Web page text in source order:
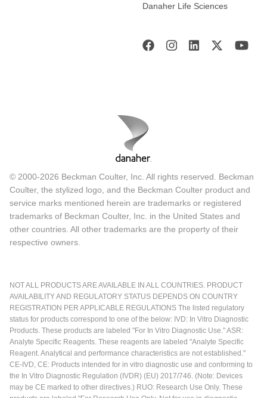
Danaher Life Sciences
© 2000-2026 Beckman Coulter, Inc. All rights reserved. Beckman
Coulter, the stylized logo, and the Beckman Coulter product and
service marks mentioned herein are trademarks or registered
trademarks of Beckman Coulter, Inc. in the United States and
other countries. All other trademarks are the property of their
respective owners.
NOT ALL PRODUCTS ARE AVAILABLE IN ALL COUNTRIES. PRODUCT
AVAILABILITY AND REGULATORY STATUS DEPENDS ON COUNTRY
REGISTRATION PER APPLICABLE REGULATIONS The listed regulatory
status for products correspond to one of the below: IVD: In Vitro Diagnostic
Products. These products are labeled "For In Vitro Diagnostic Use." ASR:
Analyte Specific Reagents. These reagents are labeled "Analyte Specific
Reagent. Analytical and performance characteristics are not established."
CE-IVD, CE: Products intended for in vitro diagnostic use and conforming to
the In Vitro Diagnostic Regulation (IVDR) (EU) 2017/746. (Note: Devices
may be CE marked to other directives.) RUO: Research Use Only. These